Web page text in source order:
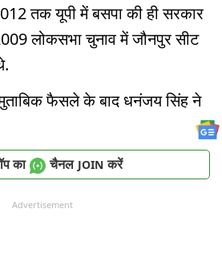
तक यूपी में बसपा की ही सरकार
लोकसभा चुनाव में जौनपुर सीट
फैसले के बाद धनंजय सिंह ने
का चैनल JOIN करें
Advertisement